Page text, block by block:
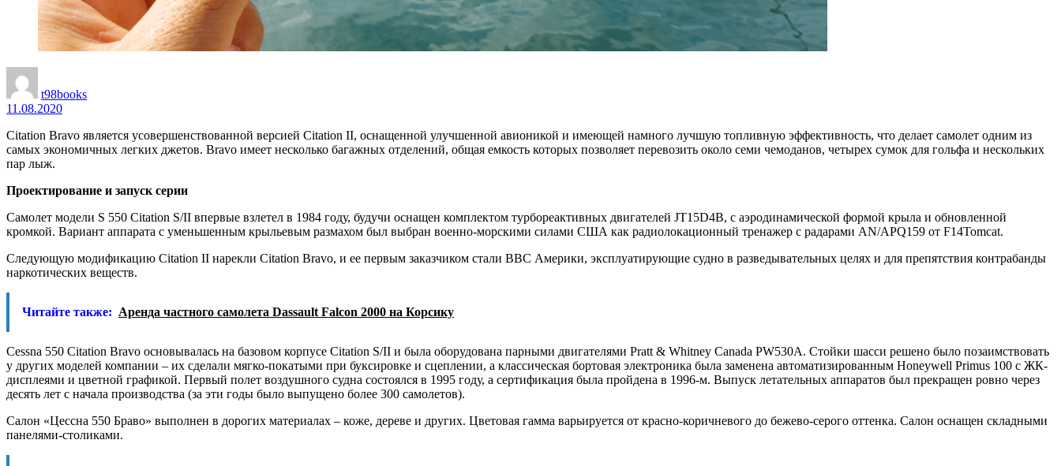
t98books
11.08.2020
Citation Bravo является усовершенствованной версией Citation II, оснащенной улучшенной авионикой и имеющей намного лучшую топливную эффективность, что делает самолет одним из
самых экономичных легких джетов. Bravo имеет несколько багажных отделений, общая емкость которых позволяет перевозить около семи чемоданов, четырех сумок для гольфа и нескольких
пар лыж.
Проектирование и запуск серии
Самолет модели S 550 Citation S/II впервые взлетел в 1984 году, будучи оснащен комплектом турбореактивных двигателей JT15D4B, с аэродинамической формой крыла и обновленной
кромкой. Вариант аппарата с уменьшенным крыльевым размахом был выбран военно-морскими силами США как радиолокационный тренажер с радарами AN/APQ159 от F14Tomcat.
Следующую модификацию Citation II нарекли Citation Bravo, и ее первым заказчиком стали ВВС Америки, эксплуатирующие судно в разведывательных целях и для препятствия контрабанды
наркотических веществ.
Читайте также: Аренда частного самолета Dassault Falcon 2000 на Корсику
Cеssna 550 Citаtion Bravo основывалась на базовом корпусе Citatiоn S/II и была оборудована парными двигателями Pratt & Whitney Canada PW530A. Стойки шасси решено было позаимствовать
у других моделей компании – их сделали мягко-покатыми при буксировке и сцеплении, а классическая бортовая электроника была заменена автоматизированным Honeywell Primus 100 с ЖК-
дисплеями и цветной графикой. Первый полет воздушного судна состоялся в 1995 году, а сертификация была пройдена в 1996-м. Выпуск летательных аппаратов был прекращен ровно через
десять лет с начала производства (за эти годы было выпущено более 300 самолетов).
Салон «Цессна 550 Браво» выполнен в дорогих материалах – коже, дереве и других. Цветовая гамма варьируется от красно-коричневого до бежево-серого оттенка. Салон оснащен складными
панелями-столиками.